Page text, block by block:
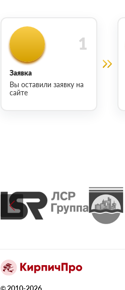
Заявка
Вы оставили заявку на
сайте
© 2010-2026